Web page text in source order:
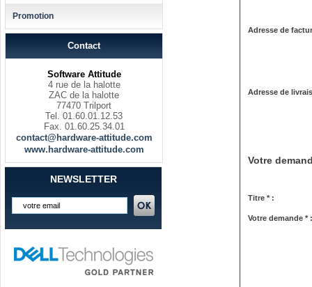
Promotion
Contact
Software Attitude
4 rue de la halotte
ZAC de la halotte
77470 Trilport
Tel. 01.60.01.12.53
Fax. 01.60.25.34.01
contact@hardware-attitude.com
www.hardware-attitude.com
NEWSLETTER
Adresse de
Adresse de
Votre
Titre * :
Votre demande * :